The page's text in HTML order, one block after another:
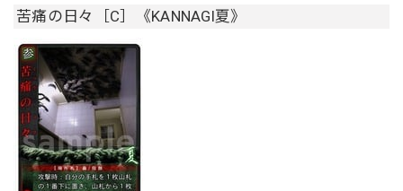
苦痛の日々［C］《KANNAGI夏》